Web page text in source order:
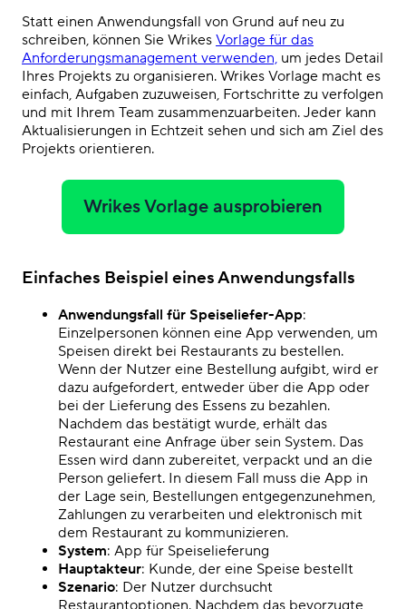
Statt einen Anwendungsfall von Grund auf neu zu
schreiben, können Sie Wrikes Vorlage für das
Anforderungsmanagement verwenden, um jedes Detail
Ihres Projekts zu organisieren. Wrikes Vorlage macht es
einfach, Aufgaben zuzuweisen, Fortschritte zu verfolgen
und mit Ihrem Team zusammenzuarbeiten. Jeder kann
Aktualisierungen in Echtzeit sehen und sich am Ziel des
Projekts orientieren.
Wrikes Vorlage ausprobieren
Einfaches Beispiel eines Anwendungsfalls
Anwendungsfall für Speiseliefer-App:
Einzelpersonen können eine App verwenden, um
Speisen direkt bei Restaurants zu bestellen.
Wenn der Nutzer eine Bestellung aufgibt, wird er
dazu aufgefordert, entweder über die App oder
bei der Lieferung des Essens zu bezahlen.
Nachdem das bestätigt wurde, erhält das
Restaurant eine Anfrage über sein System. Das
Essen wird dann zubereitet, verpackt und an die
Person geliefert. In diesem Fall muss die App in
der Lage sein, Bestellungen entgegenzunehmen,
Zahlungen zu verarbeiten und elektronisch mit
dem Restaurant zu kommunizieren.
System: App für Speiselieferung
Hauptakteur: Kunde, der eine Speise bestellt
Szenario: Der Nutzer durchsucht